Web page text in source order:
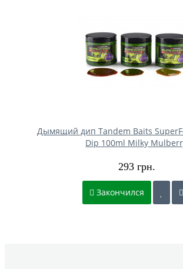
Дымящий дип Tandem Baits
Dip 100ml Milky
293 грн.
Закончился